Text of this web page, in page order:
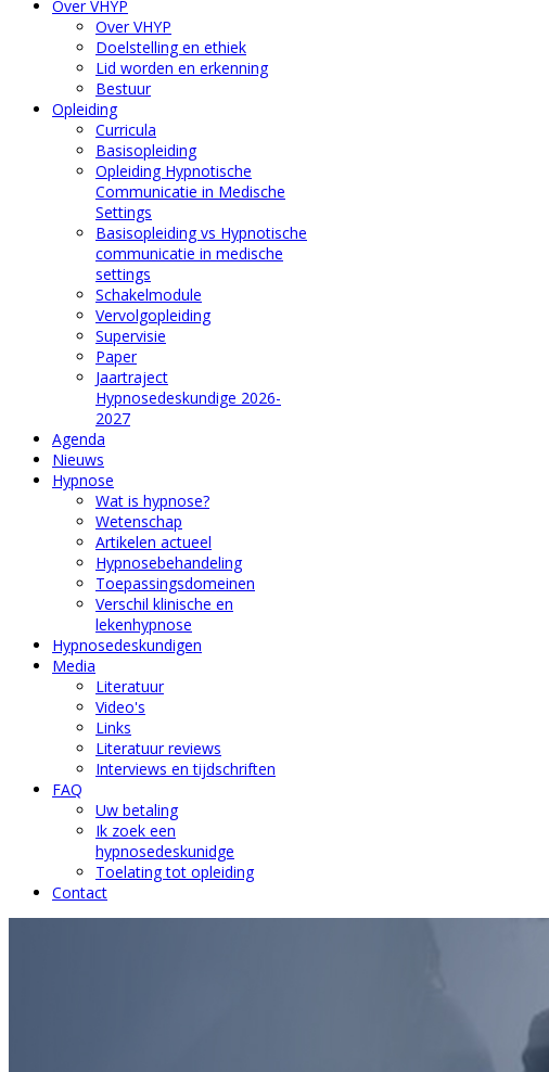
Over VHYP
Over VHYP
Doelstelling en ethiek
Lid worden en erkenning
Bestuur
Opleiding
Curricula
Basisopleiding
Opleiding Hypnotische
Communicatie in Medische
Settings
Basisopleiding vs Hypnotische
communicatie in medische
settings
Schakelmodule
Vervolgopleiding
Supervisie
Paper
Jaartraject
Hypnosedeskundige 2026-
2027
Agenda
Nieuws
Hypnose
Wat is hypnose?
Wetenschap
Artikelen actueel
Hypnosebehandeling
Toepassingsdomeinen
Verschil klinische en
lekenhypnose
Hypnosedeskundigen
Media
Literatuur
Video's
Links
Literatuur reviews
Interviews en tijdschriften
FAQ
Uw betaling
Ik zoek een
hypnosedeskunidge
Toelating tot opleiding
Contact